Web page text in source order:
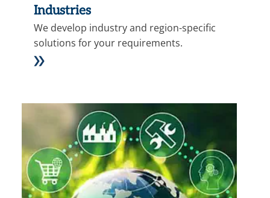
Industries
We develop industry and region-specific
solutions for your requirements.